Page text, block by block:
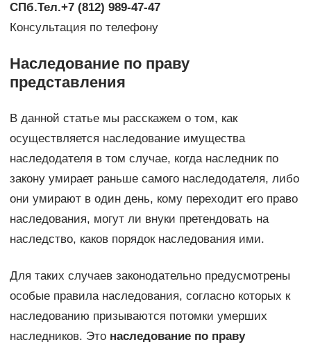
СПб.Тел.+7 (812) 989-47-47
Консультация по телефону
Наследование по праву
представления
В данной статье мы расскажем о том, как
осуществляется наследование имущества
наследодателя в том случае, когда наследник по
закону умирает раньше самого наследодателя, либо
они умирают в один день, кому переходит его право
наследования, могут ли внуки претендовать на
наследство, каков порядок наследования ими.
Для таких случаев законодательно предусмотрены
особые правила наследования, согласно которых к
наследованию призываются потомки умерших
наследников. Это наследование по праву